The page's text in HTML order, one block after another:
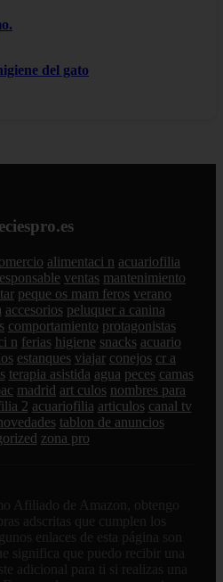
del gato
alimentaci n acuariofilia
ventas mantenimiento
peque os mam feros verano
accesorios peluquer a canina
comportamiento protagonistas
n ferias higiene snacks acuario
estanques viajar conejos cr a
terapia asistida agua peces camas
madrid art culos nombres para
2 acuariofilia articulos canal tv
tablon de anuncios
zona pro
Afiliado de Amazon, obtengo
adscritas que cumplen los
enlaces de esta página son
significa que puedo recibir una
adicional para ti si realizas una